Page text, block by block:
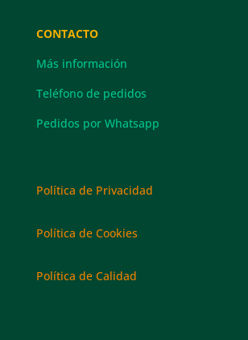
CONTACTO
Más información
Teléfono de pedidos
Pedidos por Whatsapp
Política de Privacidad
Política de Cookies
Política de Calidad